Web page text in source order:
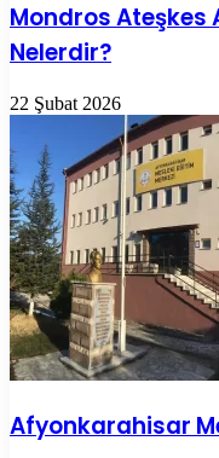
Mondros Ateşkes
Nelerdir?
22 Şubat 2026
Afyonkarahisar